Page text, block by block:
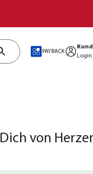
PAYBACK
Login
von